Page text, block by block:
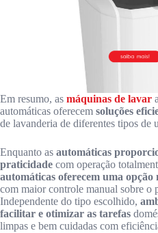
Em resumo, as máquinas de lavar
automáticas oferecem soluções
de lavanderia de diferentes tipos de
Enquanto as automáticas
praticidade com operação
automáticas oferecem uma opção
com maior controle manual sobre o
Independente do tipo escolhido,
facilitar e otimizar as tarefas
limpas e bem cuidadas com